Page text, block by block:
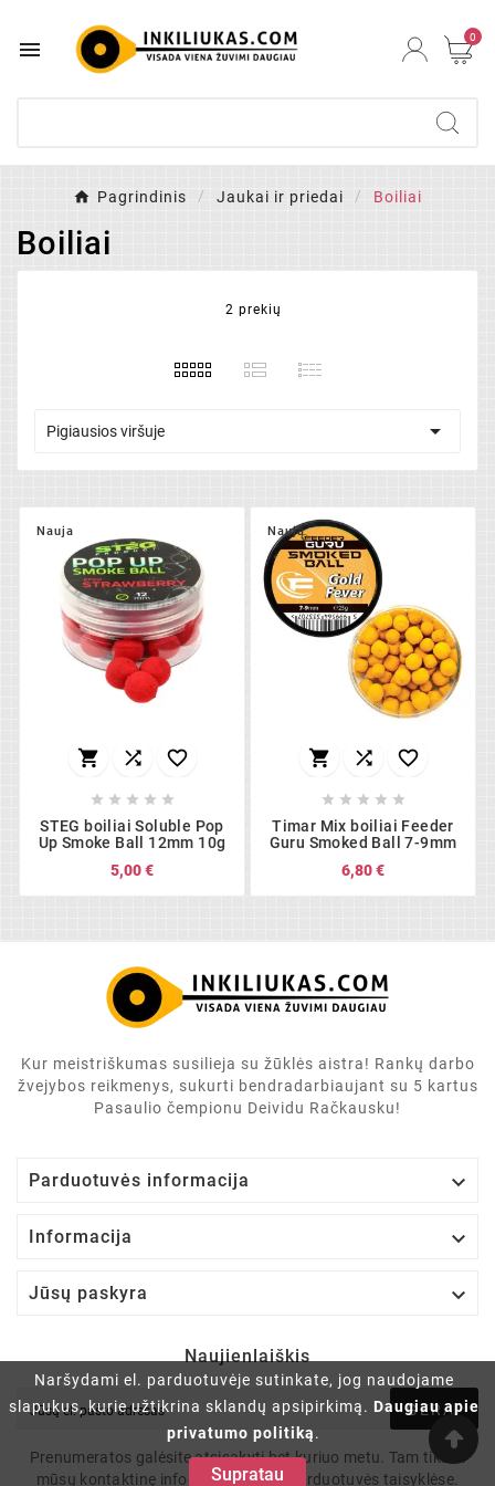
Naršydami el. parduotuvėje sutinkate, jog naudojame
slapukus, kurie užtikrina sklandų apsipirkimą. Daugiau apie
privatumo politiką.
Supratau
 0
Pagrindinis Jaukai ir priedai Boiliai
Boiliai
2 prekių
Pigiausios viršuje 
Nauja
  
    
STEG boiliai Soluble Pop
Up Smoke Ball 12mm 10g
5,00 €
Nauja
  
    
Timar Mix boiliai Feeder
Guru Smoked Ball 7-9mm
6,80 €
Kur meistriškumas susilieja su žūklės aistra! Rankų darbo
žvejybos reikmenys, sukurti bendradarbiaujant su 5 kartus
Pasaulio čempionu Deividu Račkausku!
Parduotuvės informacija 
Informacija 
Jūsų paskyra 
Naujienlaiškis
GERAI
Prenumeratos galėsite atsisakyti bet kuriuo metu. Tam tikslui
mūsų kontaktinę informaciją rasite parduotuvės taisyklėse.